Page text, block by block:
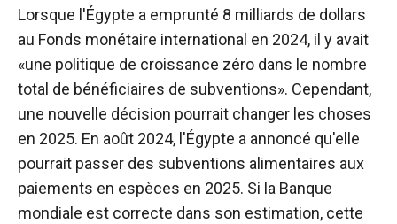
Lorsque l'Égypte a emprunté 8 milliards de dollars
au Fonds monétaire international en 2024, il y avait
«une politique de croissance zéro dans le nombre
total de bénéficiaires de subventions». Cependant,
une nouvelle décision pourrait changer les choses
en 2025. En août 2024, l'Égypte a annoncé qu'elle
pourrait passer des subventions alimentaires aux
paiements en espèces en 2025. Si la Banque
mondiale est correcte dans son estimation, cette